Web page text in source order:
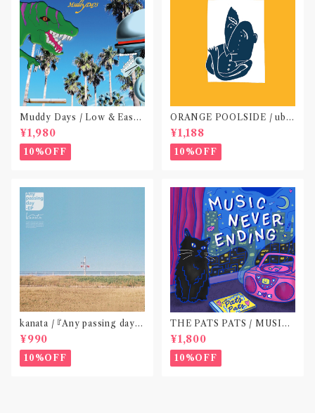
Muddy Days / Low & Easy
Life〝東京〟
¥1,980
10%OFF
ORANGE POOLSIDE / ubu
(CD作品)〝神奈川・厚木〟
¥1,188
10%OFF
kanata / 『Any passing day -
EP』(CD作品)〝東京〟
¥990
10%OFF
THE PATS PATS / MUSIC
NEVER ENDING(CD作品)
¥1,800
10%OFF